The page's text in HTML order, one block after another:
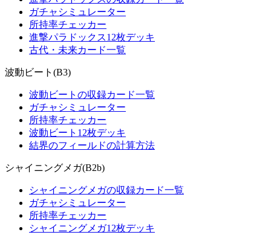
ガチャシミュレーター
所持率チェッカー
進撃パラドックス12枚デッキ
古代・未来カード一覧
波動ビート(B3)
波動ビートの収録カード一覧
ガチャシミュレーター
所持率チェッカー
波動ビート12枚デッキ
結界のフィールドの計算方法
シャイニングメガ(B2b)
シャイニングメガの収録カード一覧
ガチャシミュレーター
所持率チェッカー
シャイニングメガ12枚デッキ